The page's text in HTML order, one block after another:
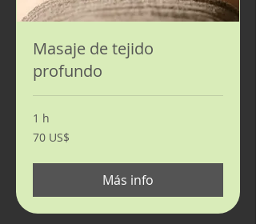
Masaje de tejido
profundo
1 h
70
dólares
70 US$
Más info